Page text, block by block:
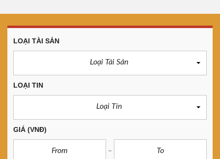
LOẠI TÀI SẢN
Loại Tài Sản
LOẠI TIN
Loại Tin
GIÁ (VNĐ)